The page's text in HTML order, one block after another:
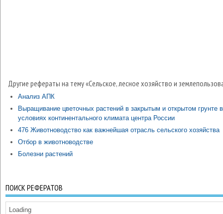
Другие рефераты на тему «Сельское, лесное хозяйство и
Анализ АПК
Выращивание цветочных растений в закрытым и открытом грунте в
условиях континентального климата центра России
476 Животноводство как важнейшая отрасль сельского хозяйства
Отбор в животноводстве
Болезни растений
ПОИСК РЕФЕРАТОВ
Loading